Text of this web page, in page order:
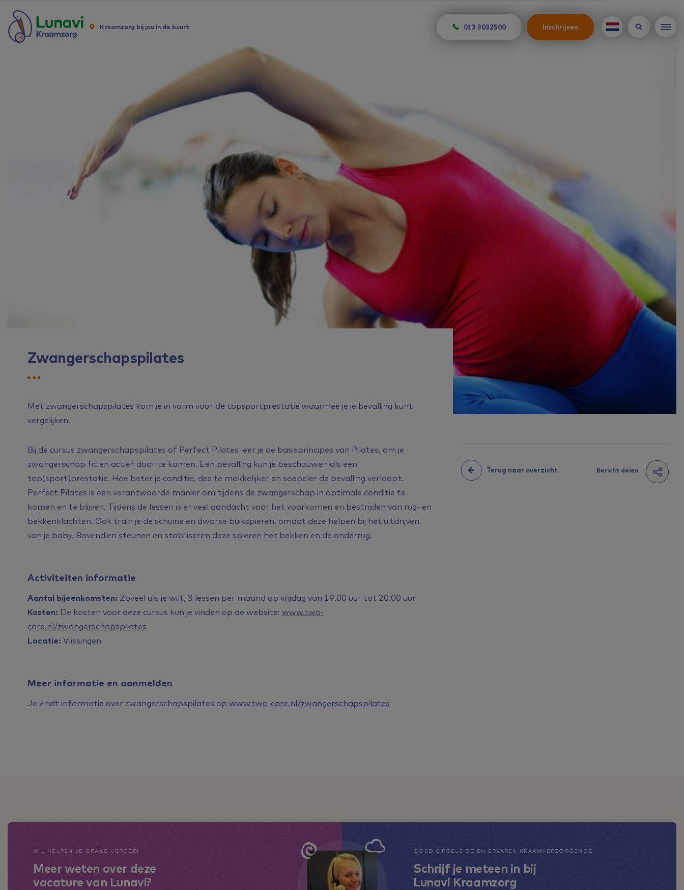
Kraamzorg bij jou in de buurt 013 3032500 Inschrijven
Zwangerschapspilates
Met zwangerschapspilates kom je in vorm voor de topsportprestatie waarmee je je bevalling kunt
vergelijken.
Bij de cursus zwangerschapspilates of Perfect Pilates leer je de basisprincipes van Pilates, om je
zwangerschap fit en actief door te komen. Een bevalling kun je beschouwen als een
top(sport)prestatie. Hoe beter je conditie, des te makkelijker en soepeler de bevalling verloopt.
Perfect Pilates is een verantwoorde manier om tijdens de zwangerschap in optimale conditie te
komen en te blijven. Tijdens de lessen is er veel aandacht voor het voorkomen en bestrijden van rug- en
bekkenklachten. Ook train je de schuine en dwarse buikspieren, omdat deze helpen bij het uitdrijven
van je baby. Bovendien steunen en stabiliseren deze spieren het bekken en de onderrug.
Activiteiten informatie
Aantal bijeenkomsten: Zoveel als je wilt, 3 lessen per maand op vrijdag van 19.00 uur tot 20.00 uur
Kosten: De kosten voor deze cursus kun je vinden op de website: www.two-
care.nl/zwangerschapspilates
Locatie: Vlissingen
Meer informatie en aanmelden
Je vindt informatie over zwangerschapspilates op www.two-care.nl/zwangerschapspilates
Bericht delen
Terug naar overzicht
WIJ HELPEN JE GRAAG VERDER!
Meer weten over deze
vacature van Lunavi?
GOED OPGELEIDE EN ERVAREN KRAAMVERZORGENDE
Schrijf je meteen in bij
Lunavi Kraamzorg